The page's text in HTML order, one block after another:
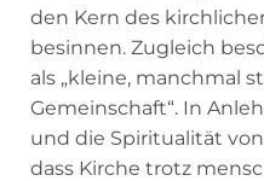
den Kern des
besinnen. Zugleich
als „kleine, manchmal
Gemeinschaft“. In
und die Spiritualität
dass Kirche trotz